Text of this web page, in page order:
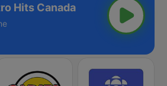
Hits Canada